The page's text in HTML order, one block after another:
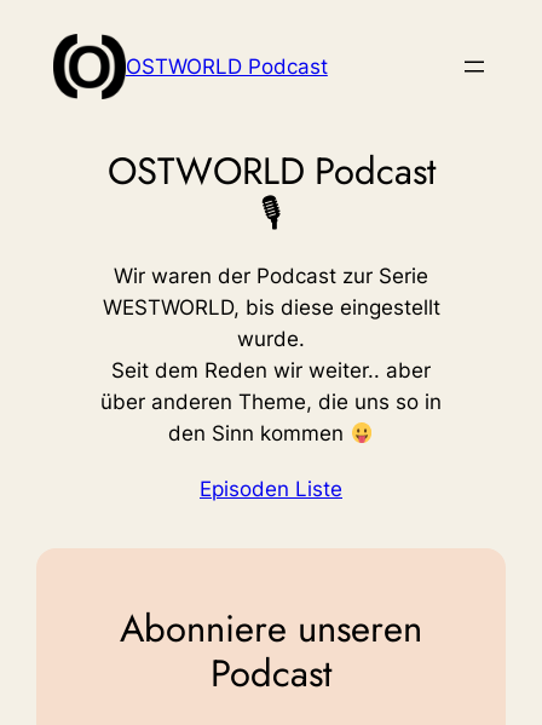
Inhalt
springen
OSTWORLD Podcast
OSTWORLD Podcast
🎙
Wir waren der Podcast zur Serie
WESTWORLD, bis diese eingestellt
wurde.
Seit dem Reden wir weiter.. aber
über anderen Theme, die uns so in
den Sinn kommen
Episoden Liste
Abonniere unseren
Podcast